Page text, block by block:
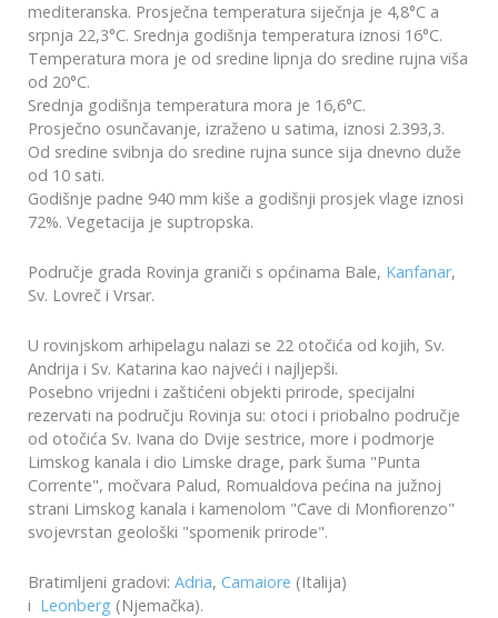
mediteranska. Prosječna temperatura siječnja je 4,8°C a
srpnja 22,3°C. Srednja godišnja temperatura iznosi 16°C.
Temperatura mora je od sredine lipnja do sredine rujna viša
od 20°C.
Srednja godišnja temperatura mora je 16,6°C.
Prosječno osunčavanje, izraženo u satima, iznosi 2.393,3.
Od sredine svibnja do sredine rujna sunce sija dnevno duže
od 10 sati.
Godišnje padne 940 mm kiše a godišnji prosjek vlage iznosi
72%. Vegetacija je suptropska.
Područje grada Rovinja graniči s općinama Bale, Kanfanar,
Sv. Lovreč i Vrsar.
U rovinjskom arhipelagu nalazi se 22 otočića od kojih, Sv.
Andrija i Sv. Katarina kao najveći i najljepši.
Posebno vrijedni i zaštićeni objekti prirode, specijalni
rezervati na području Rovinja su: otoci i priobalno područje
od otočića Sv. Ivana do Dvije sestrice, more i podmorje
Limskog kanala i dio Limske drage, park šuma "Punta
Corrente", močvara Palud, Romualdova pećina na južnoj
strani Limskog kanala i kamenolom "Cave di Monfiorenzo"
svojevrstan geološki "spomenik prirode".
Bratimljeni gradovi: Adria, Camaiore (Italija)
i Leonberg (Njemačka).